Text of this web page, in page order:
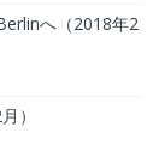
へ（2018年2
）